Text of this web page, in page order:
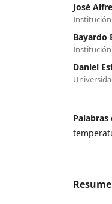
José
Institución
Bayardo
Institución
Daniel
Palabras